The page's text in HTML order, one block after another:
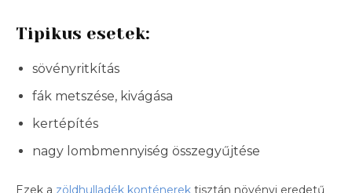
Tipikus esetek:
sövényritkítás
fák metszése, kivágása
kertépítés
nagy lombmennyiség összegyűjtése
Ezek a zöldhulladék konténerek tisztán növényi eredetű